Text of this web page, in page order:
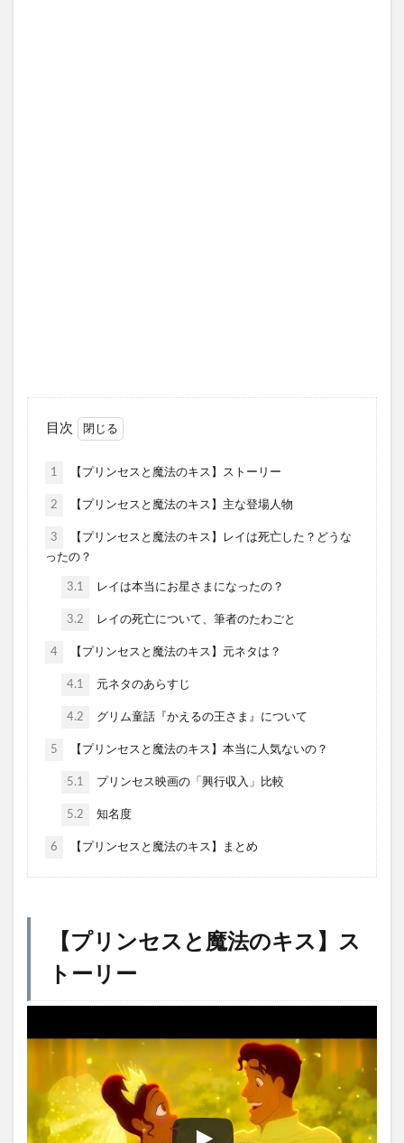
目次
1 【プリンセスと魔法のキス】ストーリー
2 【プリンセスと魔法のキス】主な登場人物
3
【プリンセスと魔法のキス】レイは死亡した？どうな
ったの？
3.1 レイは本当にお星さまになったの？
3.2 レイの死亡について、筆者のたわごと
4 【プリンセスと魔法のキス】元ネタは？
4.1 元ネタのあらすじ
4.2 グリム童話『かえるの王さま』について
5 【プリンセスと魔法のキス】本当に人気ないの？
5.1 プリンセス映画の「興行収入」比較
5.2 知名度
6 【プリンセスと魔法のキス】まとめ
【プリンセスと魔法のキス】ス
トーリー